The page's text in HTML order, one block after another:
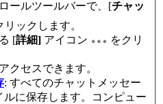
ールツールバーで、[チャッ
リックします。
[詳細] アイコン
をクリ
クセスできます。
: すべてのチャットメッセー
ルに保存します。コンピュー